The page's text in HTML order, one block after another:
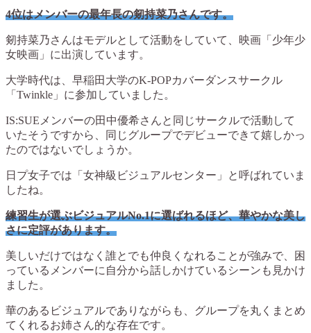
4位はメンバーの最年長の剱持菜乃さんです。
剱持菜乃さんはモデルとして活動をしていて、映画「少年少
女映画」に出演しています。
大学時代は、早稲田大学のK-POPカバーダンスサークル
「Twinkle」に参加していました。
IS:SUEメンバーの田中優希さんと同じサークルで活動して
いたそうですから、同じグループでデビューできて嬉しかっ
たのではないでしょうか。
日プ女子では「女神級ビジュアルセンター」と呼ばれていま
したね。
練習生が選ぶビジュアルNo.1に選ばれるほど、華やかな美し
さに定評があります。
美しいだけではなく誰とでも仲良くなれることが強みで、困
っているメンバーに自分から話しかけているシーンも見かけ
ました。
華のあるビジュアルでありながらも、グループを丸くまとめ
てくれるお姉さん的な存在です。